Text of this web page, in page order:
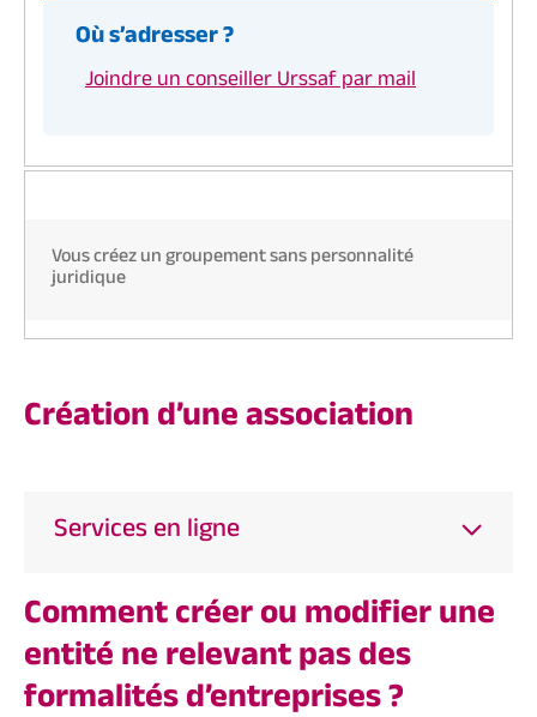
Où s’adresser ?
Joindre un conseiller Urssaf par mail
Vous créez un groupement sans personnalité
juridique
Création d’une association
Services en ligne
Comment créer ou modifier une
entité ne relevant pas des
formalités d’entreprises ?